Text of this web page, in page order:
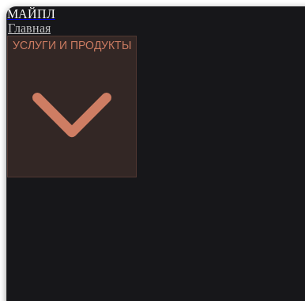
МАЙПЛ
Главная
УСЛУГИ И ПРОДУКТЫ